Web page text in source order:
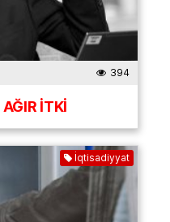
394
AĞIR İTKİ
İqtisadiyyat